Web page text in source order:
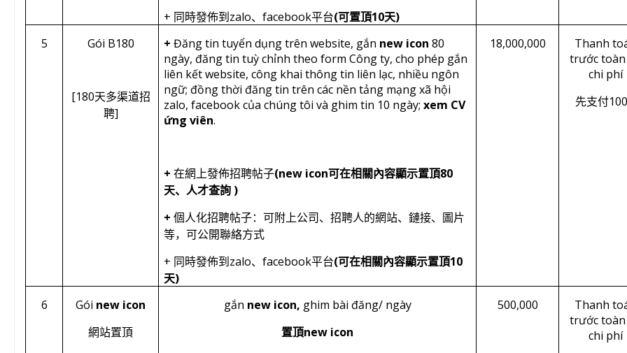
+ 同時發佈到 zalo、facebook平台(可置頂10天)
5 Gói B180
[180天多渠道招
聘]
+Đăng tin tuyển dụng trên website, gắn new icon80
ngày, đăng tin tuỳ chỉnh theo form Công ty, cho phép gắn
liên kết website, công khai thông tin liên lạc, nhiều ngôn
ngữ; đồng thời đăng tin trên các nền tảng mạng xã hội
zalo, facebook của chúng tôi và ghim tin 10 ngày;xem CV
ứng viên.
+在網上發佈招聘帖子(new icon可在相關內容顯示置頂80
天、人才查詢 )
+ 個人化招聘帖子：可附上公司、招聘人的網站、鏈接、圖片
等，可公開聯絡方式
+ 同時發佈到 zalo、facebook平台(可在相關內容顯示置頂10
天)
18,000,000
Thanh
trước
chi phí
先支付
6 Gói new icon
網站置頂
gắn new icon, ghim bài đăng/ ngày
置頂new icon
500,000
Thanh
trước
chi phí